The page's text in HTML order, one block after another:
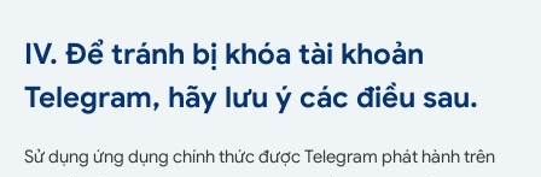
IV. Để tránh bị khóa tài khoản
Telegram, hãy lưu ý các điều sau.
Sử dụng ứng dụng chính thức được Telegram phát hành trên